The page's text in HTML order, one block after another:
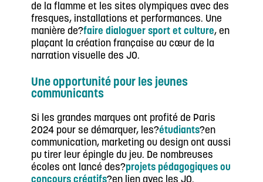
de la flamme et les sites olympiques avec des
fresques, installations et performances. Une
manière de?faire dialoguer sport et culture, en
plaçant la création française au cœur de la
narration visuelle des JO.
Une opportunité pour les jeunes
communicants
Si les grandes marques ont profité de Paris
2024 pour se démarquer, les?étudiants?en
communication, marketing ou design ont aussi
pu tirer leur épingle du jeu. De nombreuses
écoles ont lancé des?projets pédagogiques ou
concours créatifs?en lien avec les JO.